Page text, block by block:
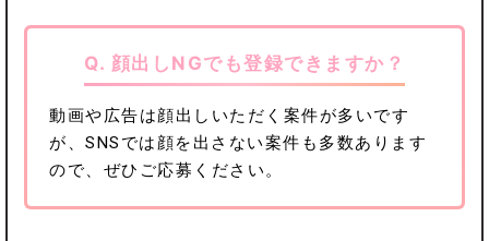
Q. 顔出しNGでも登録できますか？
動画や広告は顔出しいただく案件が多いです
が、SNSでは顔を出さない案件も多数あります
ので、ぜひご応募ください。